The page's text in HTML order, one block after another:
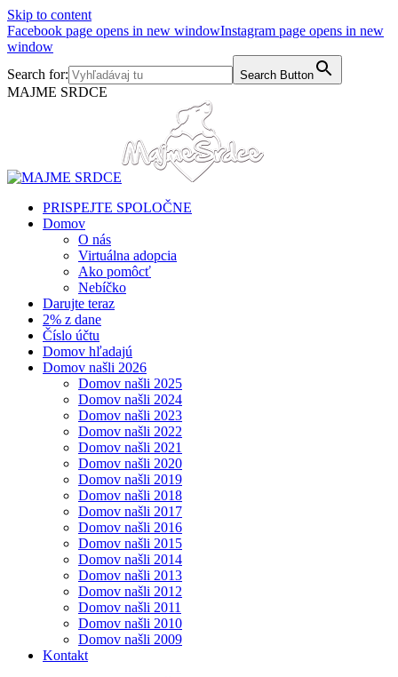
Skip to content
Facebook page opens in new windowInstagram page opens in new
window
Search for:
Search Button
MAJME SRDCE
PRISPEJTE SPOLOČNE
Domov
O nás
Virtuálna adopcia
Ako pomôcť
Nebíčko
Darujte teraz
2% z dane
Číslo účtu
Domov hľadajú
Domov našli 2026
Domov našli 2025
Domov našli 2024
Domov našli 2023
Domov našli 2022
Domov našli 2021
Domov našli 2020
Domov našli 2019
Domov našli 2018
Domov našli 2017
Domov našli 2016
Domov našli 2015
Domov našli 2014
Domov našli 2013
Domov našli 2012
Domov našli 2011
Domov našli 2010
Domov našli 2009
Kontakt